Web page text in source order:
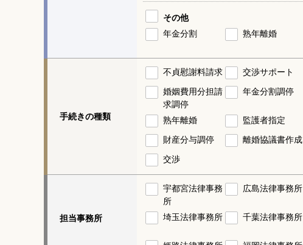
その他
年金分割
熟年離婚
手続きの種類
不貞慰謝料請求 交渉サポート
婚姻費用分担請
求調停
年金分割調停
熟年離婚 監護者指定
財産分与調停
離婚協議書作成
交渉
担当事務所
宇都宮法律事務
所
広島法律事務所
埼玉法律事務所 千葉法律事務所